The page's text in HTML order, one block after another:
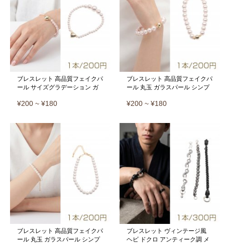
ブレスレット 高品質フェイクパ
ール サイズグラデーション ガ
付き 長さ約19cm 8mm（1本）
¥200 ~ ¥180
ブレスレット 高品質フェイクパ
ール 丸玉 ガラスパール シンプ
19.5cm 8mm（1本）
¥200 ~ ¥180
ブレスレット 高品質フェイクパ
ール 丸玉 ガラスパール シンプ
ブレスレット ヴィンテージ風
ヘビ ドクロ アンティーク調 メ